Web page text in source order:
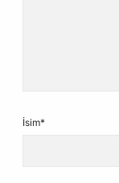
İsim*